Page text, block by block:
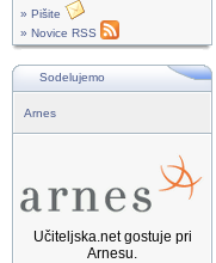
» Pišite
» Novice RSS
Sodelujemo
Arnes
Učiteljska.net gostuje pri
Arnesu.